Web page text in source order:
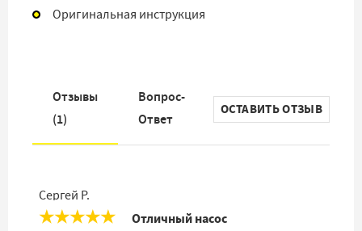
Оригинальная инструкция
Отзывы
(1)
Вопрос-
Ответ
ОСТАВИТЬ ОТЗЫВ
Сергей Р.
★★★★★ Отличный насос